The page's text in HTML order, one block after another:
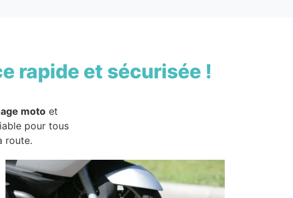
rapide et sécurisée !
motoet
pour tous
route.